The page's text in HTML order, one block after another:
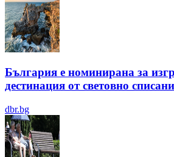
България е номинирана за
дестинация от световно
dbr.bg